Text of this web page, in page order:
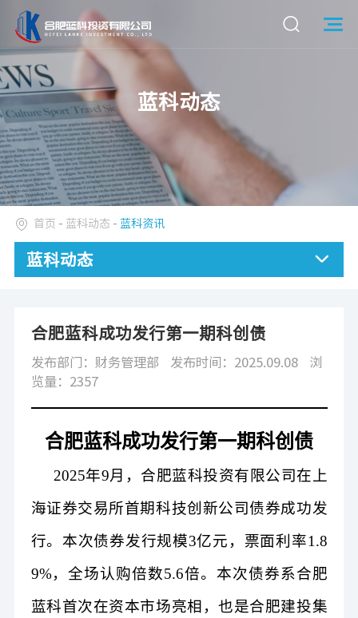
蓝科动态
首页 - 蓝科动态 -蓝科资讯
蓝科动态
合肥蓝科成功发行第一期科创债
发布部门：财务管理部 发布时间：2025.09.08
浏
览量：2357
合肥蓝科成功发行第一期科创债
2025年9月，合肥蓝科投资有限公司在上
海证券交易所首期科技创新公司债券成功发
行。本次债券发行规模3亿元，票面利率1.8
9%，全场认购倍数5.6倍。本次债券系合肥
蓝科首次在资本市场亮相，也是合肥建投集